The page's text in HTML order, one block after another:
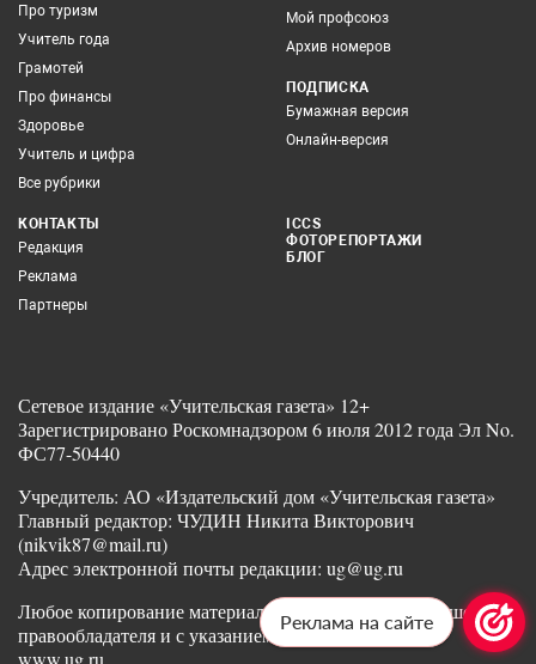
Про туризм
Учитель года
Грамотей
Про финансы
Здоровье
Учитель и цифра
Все рубрики
Мой профсоюз
Архив номеров
ПОДПИСКА
Бумажная версия
Онлайн-версия
КОНТАКТЫ
Редакция
Реклама
Партнеры
ICCS
ФОТОРЕПОРТАЖИ
БЛОГ
Сетевое издание «Учительская газета» 12+
Зарегистрировано Роскомнадзором 6 июля 2012 года Эл No.
ФС77-50440
Учредитель: АО «Издательский дом «Учительская газета»
Главный редактор: ЧУДИН Никита Викторович
(nikvik87@mail.ru)
Адрес электронной почты редакции: ug@ug.ru
Любое копирование материалов допускается с разрешения
правообладателя и с указанием ссылки на издание
www.ug.ru.
Реклама на сайте